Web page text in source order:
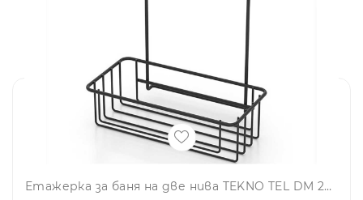
Етажерка за баня на две нива TEKNO TEL DM 256B, 25х15х38 см, Вакуум, Черен